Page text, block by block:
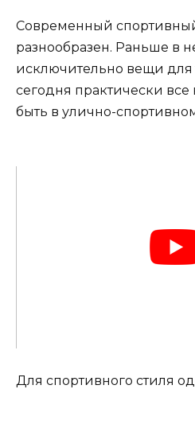
Современный
разнообразен. Раньше в
исключительно вещи для
сегодня практически
быть в улично-
Для спортивного стиля